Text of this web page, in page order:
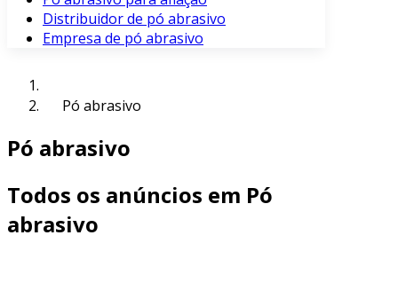
Distribuidor de pó abrasivo
Empresa de pó abrasivo
Pó abrasivo
Pó abrasivo
Todos os anúncios em Pó
abrasivo